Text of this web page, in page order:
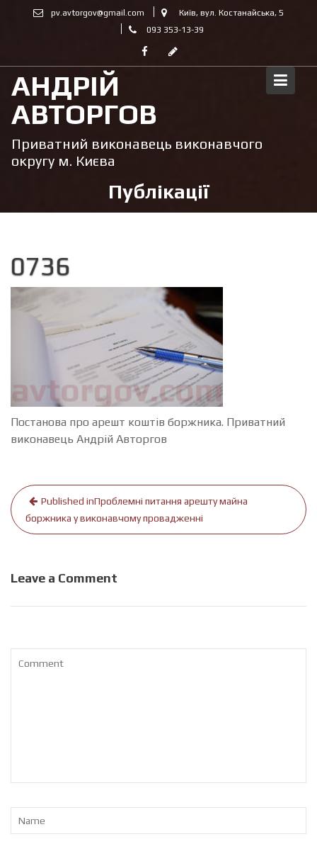
pv.avtorgov@gmail.com
Київ, вул. Костанайська, 5
093 353-13-39
АНДРІЙ
АВТОРГОВ
Приватний виконавець виконавчого
округу м. Києва
Публікації
0736
Постанова про арешт коштів боржника. Приватний
виконавець Андрій Авторгов
Навігація
записів
Published inПроблемні питання арешту майна
боржника у виконавчому провадженні
Leave a Comment